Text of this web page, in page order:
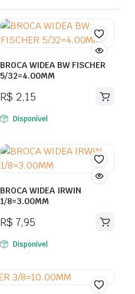
BROCA WIDEA BW FISCHER
5/32=4.00MM
R$ 2,15
Disponível
BROCA WIDEA IRWIN
1/8=3.00MM
R$ 7,95
Disponível